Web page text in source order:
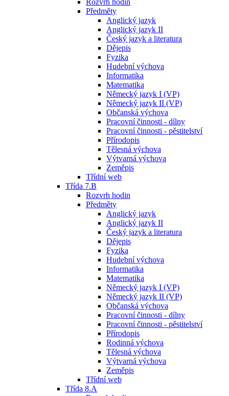
Rozvrh hodin
Předměty
Anglický jazyk
Anglický jazyk II
Český jazyk a literatura
Dějepis
Fyzika
Hudební výchova
Informatika
Matematika
Německý jazyk I (VP)
Německý jazyk II (VP)
Občanská výchova
Pracovní činnosti - dílny
Pracovní činnosti - pěstitelství
Přírodopis
Tělesná výchova
Výtvarná výchova
Zeměpis
Třídní web
Třída 7.B
Rozvrh hodin
Předměty
Anglický jazyk
Anglický jazyk II
Český jazyk a literatura
Dějepis
Fyzika
Hudební výchova
Informatika
Matematika
Německý jazyk I (VP)
Německý jazyk II (VP)
Občanská výchova
Pracovní činnosti - dílny
Pracovní činnosti - pěstitelství
Přírodopis
Rodinná výchova
Tělesná výchova
Výtvarná výchova
Zeměpis
Třídní web
Třída 8.A